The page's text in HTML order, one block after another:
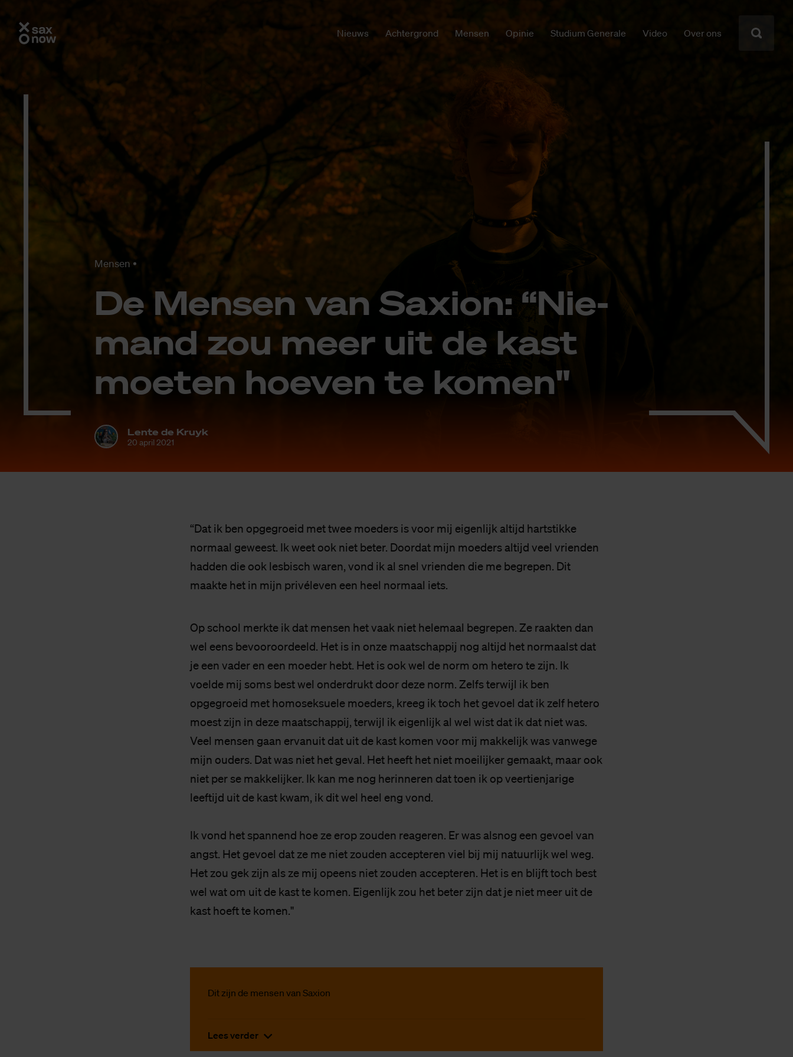
Nieuws Achtergrond Mensen Opinie Studium Generale Video Over ons
Mensen
De Men­sen van Saxi­on: “Nie­
mand zou meer uit de kast
moe­ten hoe­ven te ko­men"
Lente de Kruyk
20 april 2021
“Dat ik ben opgegroeid met twee moeders is voor mij eigenlijk altijd hartstikke
normaal geweest. Ik weet ook niet beter. Doordat mijn moeders altijd veel vrienden
hadden die ook lesbisch waren, vond ik al snel vrienden die me begrepen. Dit
maakte het in mijn privéleven een heel normaal iets.
Op school merkte ik dat mensen het vaak niet helemaal begrepen. Ze raakten dan
wel eens bevooroordeeld. Het is in onze maatschappij nog altijd het normaalst dat
je een vader en een moeder hebt. Het is ook wel de norm om hetero te zijn. Ik
voelde mij soms best wel onderdrukt door deze norm. Zelfs terwijl ik ben
opgegroeid met homoseksuele moeders, kreeg ik toch het gevoel dat ik zelf hetero
moest zijn in deze maatschappij, terwijl ik eigenlijk al wel wist dat ik dat niet was.
Veel mensen gaan ervanuit dat uit de kast komen voor mij makkelijk was vanwege
mijn ouders. Dat was niet het geval. Het heeft het niet moeilijker gemaakt, maar ook
niet per se makkelijker. Ik kan me nog herinneren dat toen ik op veertienjarige
leeftijd uit de kast kwam, ik dit wel heel eng vond.
Ik vond het spannend hoe ze erop zouden reageren. Er was alsnog een gevoel van
angst. Het gevoel dat ze me niet zouden accepteren viel bij mij natuurlijk wel weg.
Het zou gek zijn als ze mij opeens niet zouden accepteren. Het is en blijft toch best
wel wat om uit de kast te komen. Eigenlijk zou het beter zijn dat je niet meer uit de
kast hoeft te komen."
Dit zijn de mensen van Saxion
Lees verder